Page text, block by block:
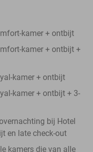
kamer + ontbijt
kamer + ontbijt +
kamer + ontbijt
kamer + ontbijt + 3-
bij Hotel
en late check-out
kamers die van alle